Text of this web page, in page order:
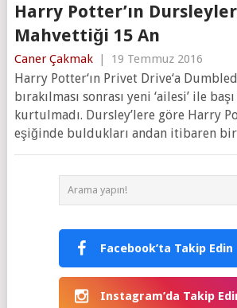
Harry Potter’ın
Mahvettiği 15 An
Caner Çakmak | 19 Temmuz 2016
Harry Potter‘ın Privet Drive‘a
bırakılması sonrası yeni ‘ailesi’ ile
kurtulmadı. Dursley’lere göre Harry
eşiğinde buldukları andan itibaren bir
Facebook’ta Takip Edin
Instagram’da Takip